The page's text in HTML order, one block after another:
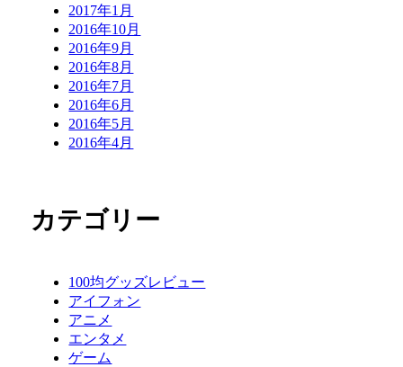
2017年1月
2016年10月
2016年9月
2016年8月
2016年7月
2016年6月
2016年5月
2016年4月
カテゴリー
100均グッズレビュー
アイフォン
アニメ
エンタメ
ゲーム